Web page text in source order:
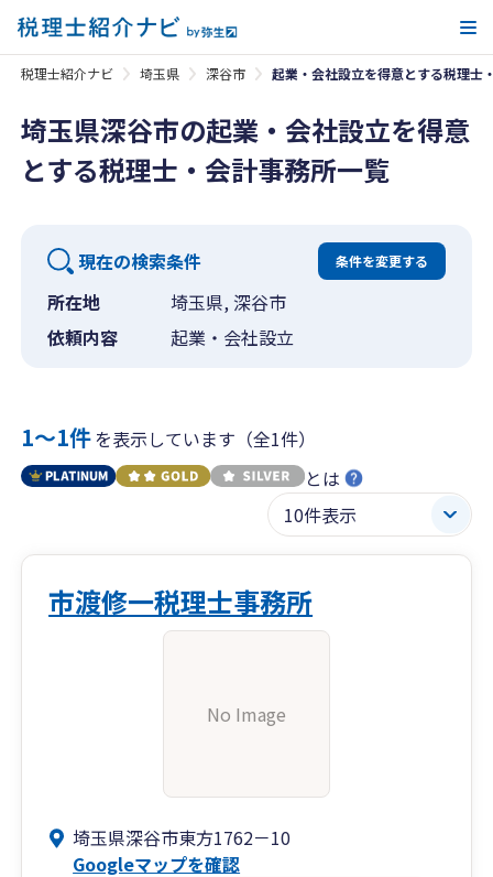
税理士紹介ナビ 埼玉県 深谷市 起業・会社設立を得意とする税理士
埼玉県深谷市の起業・会社設立を得意
とする税理士・会計事務所一覧
現在の検索条件 条件を変更する
所在地
埼玉県, 深谷市
依頼内容
起業・会社設立
1〜1件を表示しています（全1件）
とは
市渡修一税理士事務所
No Image
埼玉県深谷市東方1762－10
Googleマップを確認